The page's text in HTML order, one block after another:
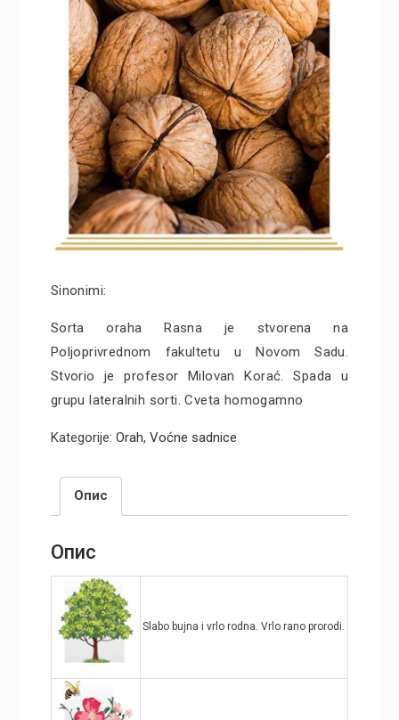
Sinonimi:
Sorta oraha Rasna je stvorena na
Poljoprivrednom fakultetu u Novom Sadu.
Stvorio je profesor Milovan Korać. Spada u
grupu lateralnih sorti. Cveta homogamno
Kategorije: Orah, Voćne sadnice
Опис
Опис
Slabo bujna i vrlo rodna. Vrlo rano prorodi.